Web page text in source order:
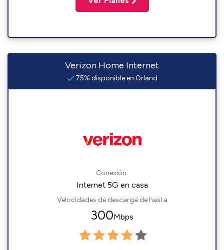
Verizon Home Internet
75% disponible en Orland
Conexión:
Internet 5G en casa
Velocidades de descarga de hasta
300Mbps